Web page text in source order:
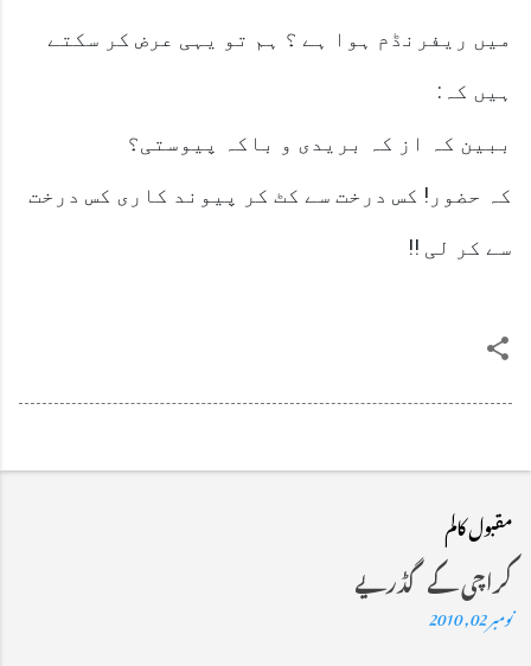
میں ریفرنڈم ہوا ہے ؟ ہم تو یہی عرض کر سکتے
ہیں کہ:
ببین کہ از کہ بریدی و باکہ پیوستی؟
کہ حضور! کس درخت سے کٹ کر پیوند کاری کس درخت
سے کر لی !!
مقبول کالم
کراچی کے گڈریے
نومبر 02, 2010